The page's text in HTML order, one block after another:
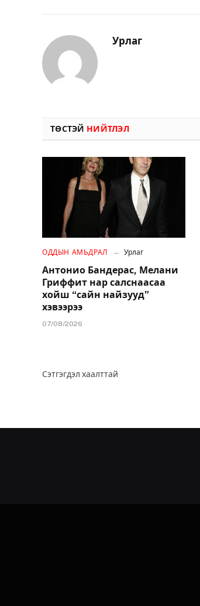
Урлаг
ТӨСТЭЙ НИЙТЛЭЛ
ОДДЫН АМЬДРАЛ Урлаг
Антонио Бандерас, Мелани
Гриффит нар салснаасаа
хойш “сайн найзууд”
хэвээрээ
07/08/2026
Сэтгэгдэл хаалттай